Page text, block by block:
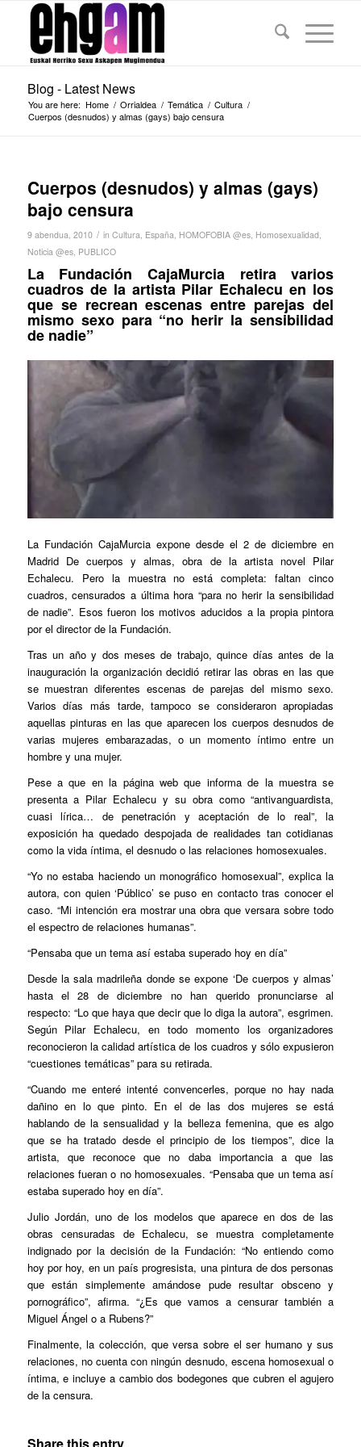
Blog - Latest News
You are here: Home / Orrialdea / Temática / Cultura /
Cuerpos (desnudos) y almas (gays) bajo censura
Cuerpos (desnudos) y almas (gays)
bajo censura
9 abendua, 2010 / in Cultura, España, HOMOFOBIA @es, Homosexualidad,
Noticia @es, PUBLICO
La Fundación CajaMurcia retira varios
cuadros de la artista Pilar Echalecu en los
que se recrean escenas entre parejas del
mismo sexo para “no herir la sensibilidad
de nadie”
La Fundación CajaMurcia expone desde el 2 de diciembre en
Madrid De cuerpos y almas, obra de la artista novel Pilar
Echalecu. Pero la muestra no está completa: faltan cinco
cuadros, censurados a última hora “para no herir la sensibilidad
de nadie”. Esos fueron los motivos aducidos a la propia pintora
por el director de la Fundación.
Tras un año y dos meses de trabajo, quince días antes de la
inauguración la organización decidió retirar las obras en las que
se muestran diferentes escenas de parejas del mismo sexo.
Varios días más tarde, tampoco se consideraron apropiadas
aquellas pinturas en las que aparecen los cuerpos desnudos de
varias mujeres embarazadas, o un momento íntimo entre un
hombre y una mujer.
Pese a que en la página web que informa de la muestra se
presenta a Pilar Echalecu y su obra como “antivanguardista,
cuasi lírica… de penetración y aceptación de lo real”, la
exposición ha quedado despojada de realidades tan cotidianas
como la vida íntima, el desnudo o las relaciones homosexuales.
“Yo no estaba haciendo un monográfico homosexual”, explica la
autora, con quien ‘Público’ se puso en contacto tras conocer el
caso. “Mi intención era mostrar una obra que versara sobre todo
el espectro de relaciones humanas”.
“Pensaba que un tema así estaba superado hoy en día”
Desde la sala madrileña donde se expone ‘De cuerpos y almas’
hasta el 28 de diciembre no han querido pronunciarse al
respecto: “Lo que haya que decir que lo diga la autora”, esgrimen.
Según Pilar Echalecu, en todo momento los organizadores
reconocieron la calidad artística de los cuadros y sólo expusieron
“cuestiones temáticas” para su retirada.
“Cuando me enteré intenté convencerles, porque no hay nada
dañino en lo que pinto. En el de las dos mujeres se está
hablando de la sensualidad y la belleza femenina, que es algo
que se ha tratado desde el principio de los tiempos”, dice la
artista, que reconoce que no daba importancia a que las
relaciones fueran o no homosexuales. “Pensaba que un tema así
estaba superado hoy en día”.
Julio Jordán, uno de los modelos que aparece en dos de las
obras censuradas de Echalecu, se muestra completamente
indignado por la decisión de la Fundación: “No entiendo como
hoy por hoy, en un país progresista, una pintura de dos personas
que están simplemente amándose pude resultar obsceno y
pornográfico”, afirma. “¿Es que vamos a censurar también a
Miguel Ángel o a Rubens?”
Finalmente, la colección, que versa sobre el ser humano y sus
relaciones, no cuenta con ningún desnudo, escena homosexual o
íntima, e incluye a cambio dos bodegones que cubren el agujero
de la censura.